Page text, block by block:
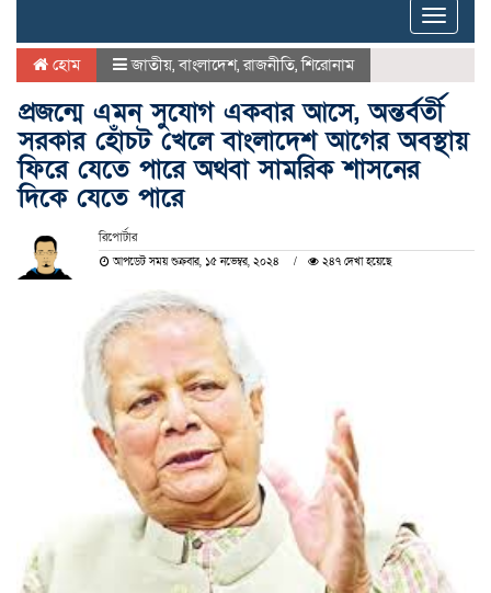
Toggle
হোম জাতীয়,বাংলাদেশ,রাজনীতি,শিরোনাম
প্রজন্মে এমন সুযোগ একবার আসে, অন্তর্বর্তী
সরকার হোঁচট খেলে বাংলাদেশ আগের অবস্থায়
ফিরে যেতে পারে অথবা সামরিক শাসনের
দিকে যেতে পারে
রিপোর্টার
আপডেট সময় শুক্রবার, ১৫ নভেম্বর, ২০২৪ ২৪৭ দেখা হয়েছে